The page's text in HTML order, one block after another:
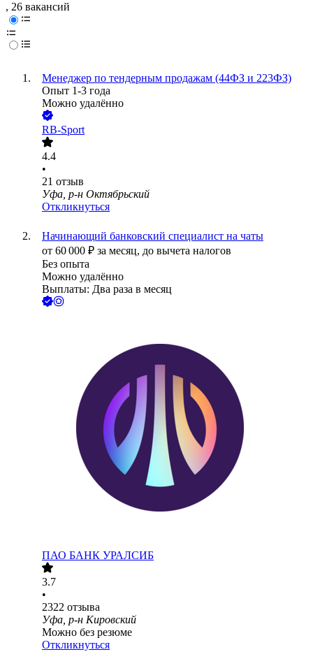
, 26 вакансий
Менеджер по тендерным продажам (44ФЗ и 223ФЗ)
Опыт 1-3 года
Можно удалённо
RB-Sport
4.4
•
21 отзыв
Уфа, р-н Октябрьский
Откликнуться
Начинающий банковский специалист на чаты
от 60 000 ₽ за месяц, до вычета налогов
Без опыта
Можно удалённо
Выплаты: Два раза в месяц
ПАО БАНК УРАЛСИБ
3.7
•
2322 отзыва
Уфа, р-н Кировский
Можно без резюме
Откликнуться